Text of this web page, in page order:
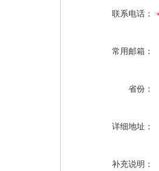
联系电话：
常用邮箱：
省份：
详细地址：
补充说明：